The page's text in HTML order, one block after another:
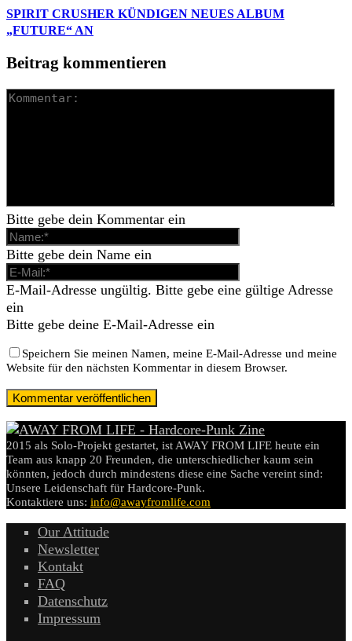
SPIRIT CRUSHER KÜNDIGEN NEUES ALBUM
„FUTURE“ AN
Beitrag kommentieren
Bitte gebe dein Kommentar ein
Bitte gebe dein Name ein
E-Mail-Adresse ungültig. Bitte gebe eine gültige Adresse
ein
Bitte gebe deine E-Mail-Adresse ein
Speichern Sie meinen Namen, meine E-Mail-Adresse und meine
Website für den nächsten Kommentar in diesem Browser.
2015 als Solo-Projekt gestartet, ist AWAY FROM LIFE heute ein
Team aus knapp 20 Freunden, die unterschiedlicher kaum sein
könnten, jedoch durch mindestens diese eine Sache vereint sind:
Unsere Leidenschaft für Hardcore-Punk.
Kontaktiere uns: info@awayfromlife.com
Our Attitude
Newsletter
Kontakt
FAQ
Datenschutz
Impressum